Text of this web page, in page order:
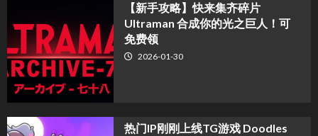
【新手攻略】快来集齐碎片
Ultraman 合成你的光之巨人！可
免费领
2026-01-30
热门IP刚刚上线TG游戏 Doodles